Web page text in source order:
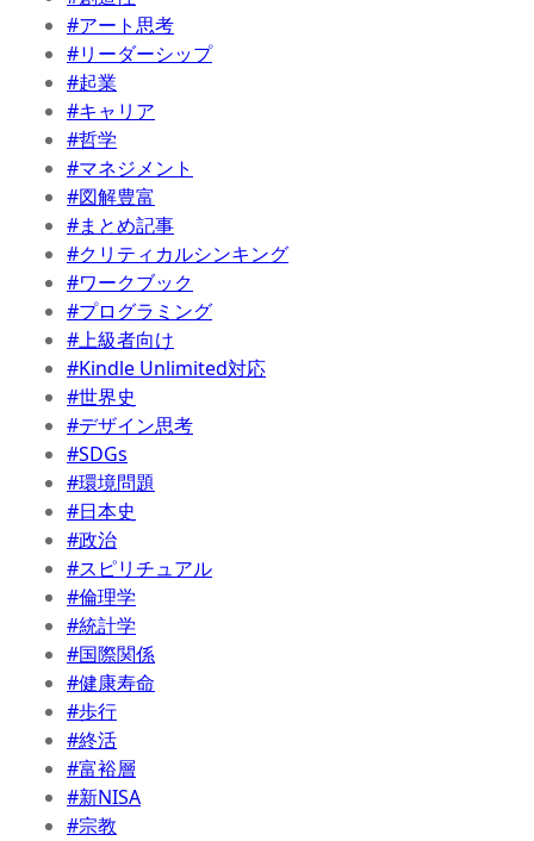
#アート思考
#リーダーシップ
#起業
#キャリア
#哲学
#マネジメント
#図解豊富
#まとめ記事
#クリティカルシンキング
#ワークブック
#プログラミング
#上級者向け
#Kindle Unlimited対応
#世界史
#デザイン思考
#SDGs
#環境問題
#日本史
#政治
#スピリチュアル
#倫理学
#統計学
#国際関係
#健康寿命
#歩行
#終活
#富裕層
#新NISA
#宗教